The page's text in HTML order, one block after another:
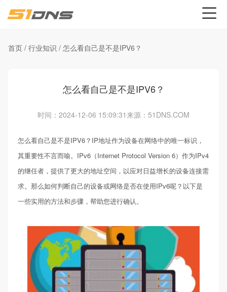
首页 / 行业知识 / 怎么看自己是不是IPV6？
怎么看自己是不是IPV6？
时间：2024-12-06 15:09:31 来源：51DNS.COM
怎么看自己是不是IPV6？IP地址作为设备在网络中的唯一标识，
其重要性不言而喻。IPv6（Internet Protocol Version 6）作为IPv4
的继任者，提供了更大的地址空间，以应对日益增长的设备连接需
求。那么如何判断自己的设备或网络是否在使用IPv6呢？以下是
一些实用的方法和步骤，帮助您进行确认。